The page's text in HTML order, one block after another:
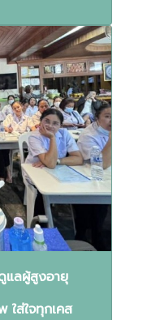
แลผู้สูงอายุ
ใส่ใจทุกเคส